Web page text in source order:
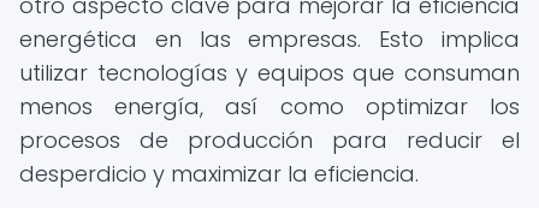
energética en las empresas. Esto implica
utilizar tecnologías y equipos que consuman
menos energía, así como optimizar los
procesos de producción para reducir el
desperdicio y maximizar la eficiencia.